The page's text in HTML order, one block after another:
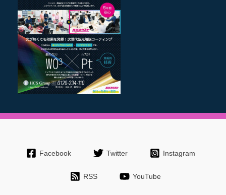
Facebook Twitter Instagram
RSS YouTube